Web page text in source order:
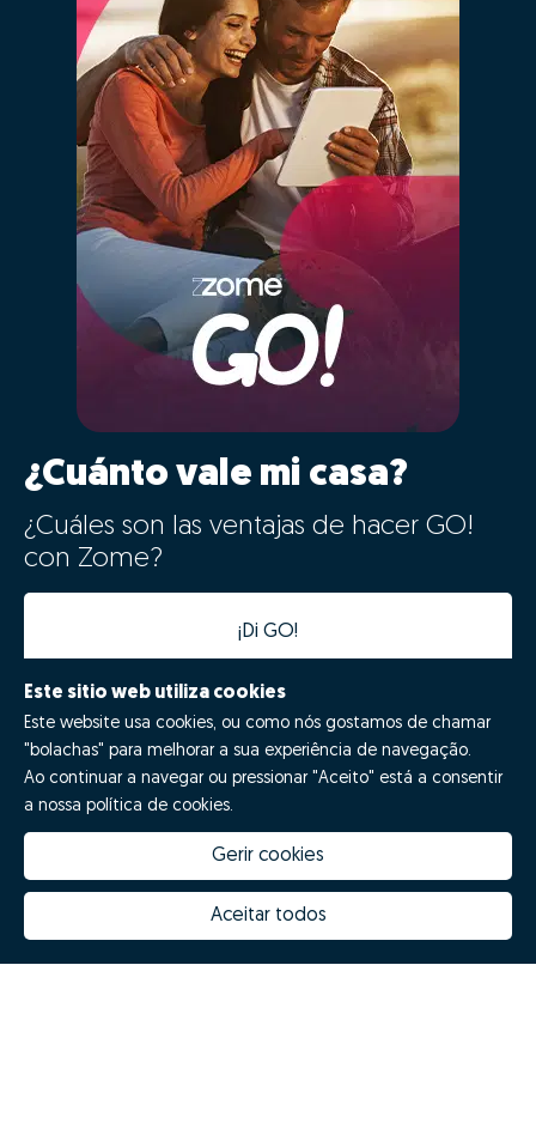
¿Cuánto vale mi casa?
¿Cuáles son las ventajas de hacer GO!
con Zome?
¡Di GO!
Porquê escolher a Zome
Inovação Zome
Hubs Zome
Este sitio web utiliza cookies
Este website usa cookies, ou como nós gostamos de chamar
"bolachas" para melhorar a sua experiência de navegação.
Ao continuar a navegar ou pressionar "Aceito" está a consentir
a nossa política de cookies.
Gerir cookies
Aceitar todos